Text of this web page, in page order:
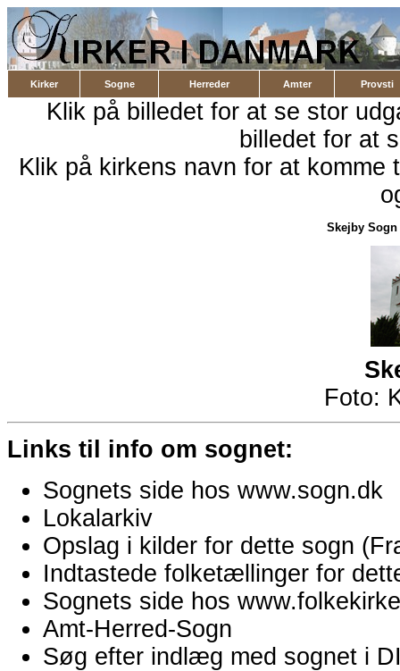
Kirker Sogne Herreder Amter Provsti
Klik på billedet for at se stor
billedet for at
Klik på kirkens navn for at
Skejby Sogn
Foto:
Links til info om sognet:
Sognets side hos www.sogn.dk
Lokalarkiv
Opslag i kilder for dette sogn
Indtastede folketællinger for
Sognets side hos
Amt-Herred-Sogn
Søg efter indlæg med sognet i